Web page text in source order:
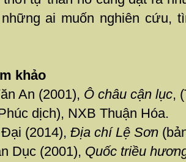
ai muốn nghiên cứu,
khảo
An (2001), Ô châu cận lục,
dịch), NXB Thuận Hóa.
(2014), Địa chí Lệ Sơn
Dục (2001), Quốc triều